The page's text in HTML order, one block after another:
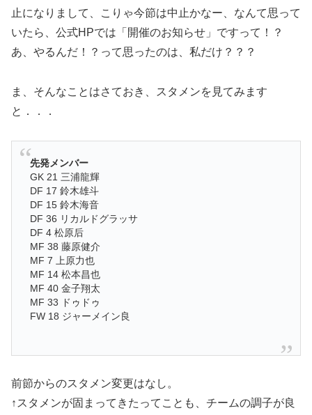
止になりまして、こりゃ今節は中止かなー、なんて思って
いたら、公式HPでは「開催のお知らせ」ですって！？
あ、やるんだ！？って思ったのは、私だけ？？？
ま、そんなことはさておき、スタメンを見てみます
と．．．
先発メンバー
GK 21 三浦龍輝
DF 17 鈴木雄斗
DF 15 鈴木海音
DF 36 リカルドグラッサ
DF 4 松原后
MF 38 藤原健介
MF 7 上原力也
MF 14 松本昌也
MF 40 金子翔太
MF 33 ドゥドゥ
FW 18 ジャーメイン良
前節からのスタメン変更はなし。
↑スタメンが固まってきたってことも、チームの調子が良